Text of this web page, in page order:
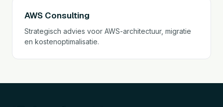
AWS Consulting
Strategisch advies voor AWS-architectuur, migratie
en kostenoptimalisatie.